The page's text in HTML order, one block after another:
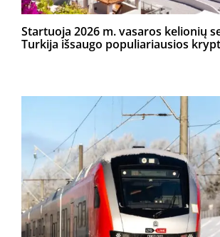
Startuoja 2026 m. vasaros kelionių
Turkija išsaugo populiariausios